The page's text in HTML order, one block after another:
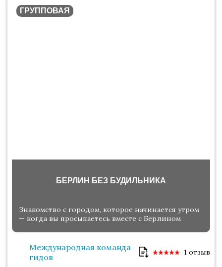
ГРУППОВАЯ
БЕРЛИН БЕЗ БУДИЛЬНИКА
Знакомство с городом, которое начинается утром
— когда вы просыпаетесь вместе с Берлином
Международная команда
гидов
1 отзыв